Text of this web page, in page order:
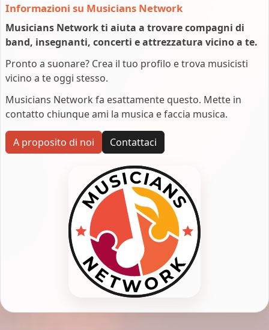
Informazioni su Musicians Network
Musicians Network ti aiuta a trovare compagni di
band, insegnanti, concerti e attrezzatura vicino a te.
Pronto a suonare? Crea il tuo profilo e trova musicisti
vicino a te oggi stesso.
Musicians Network fa esattamente questo. Mette in
contatto chiunque ami la musica e faccia musica.
A proposito di noi Contattaci